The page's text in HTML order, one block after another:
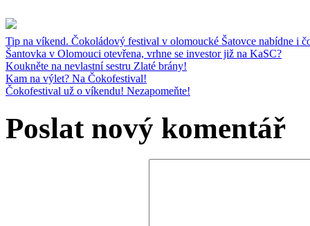
Tip na víkend. Čokoládový festival v olomoucké Šatovce nabídne i
Šantovka v Olomouci otevřena, vrhne se investor již na KaSC?
Koukněte na nevlastní sestru Zlaté brány!
Kam na výlet? Na Čokofestival!
Čokofestival už o víkendu! Nezapomeňte!
Poslat nový komentář